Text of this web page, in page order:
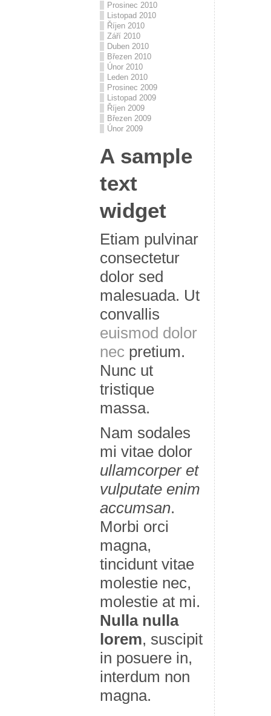
Prosinec 2010
Listopad 2010
Říjen 2010
Září 2010
Duben 2010
Březen 2010
Únor 2010
Leden 2010
Prosinec 2009
Listopad 2009
Říjen 2009
Březen 2009
Únor 2009
A sample
text
widget
Etiam pulvinar
consectetur
dolor sed
malesuada. Ut
convallis
euismod dolor
nec pretium.
Nunc ut
tristique
massa.
Nam sodales
mi vitae dolor
ullamcorper et
vulputate enim
accumsan.
Morbi orci
magna,
tincidunt vitae
molestie nec,
molestie at mi.
Nulla nulla
lorem, suscipit
in posuere in,
interdum non
magna.